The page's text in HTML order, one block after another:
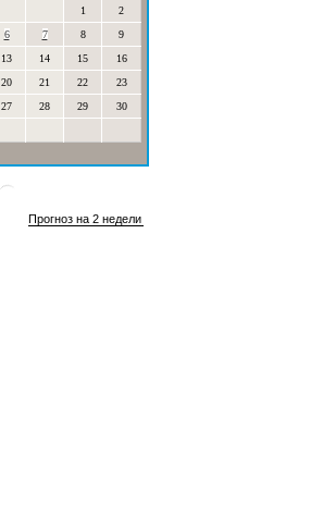
1
2
6 7 8
9
13 14 15
16
20 21 22
23
27 28 29
30